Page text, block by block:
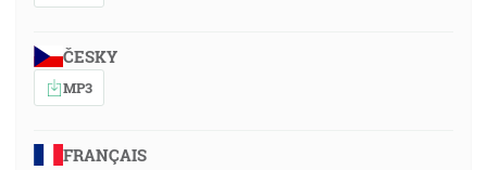
ČESKY
MP3
FRANÇAIS